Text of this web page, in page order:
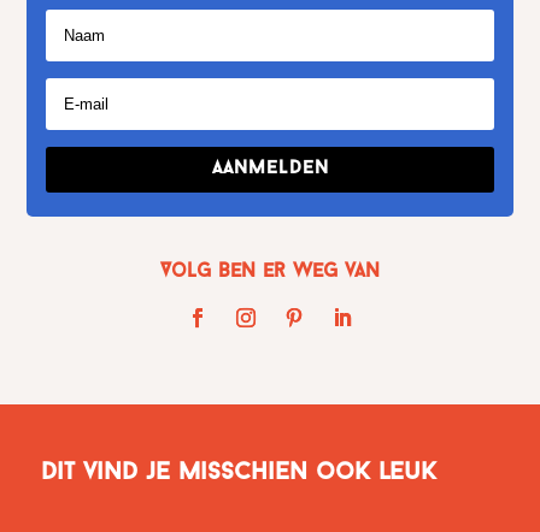
Aanmelden
Volg Ben er weg van
Dit vind je misschien ook leuk